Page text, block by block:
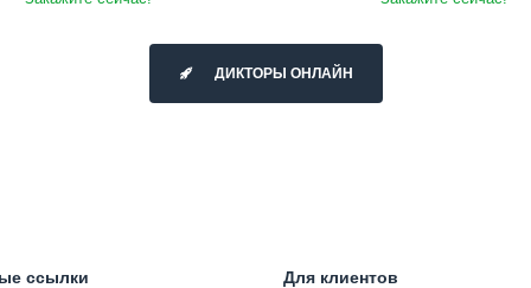
ДИКТОРЫ ОНЛАЙН
ссылки Для клиентов